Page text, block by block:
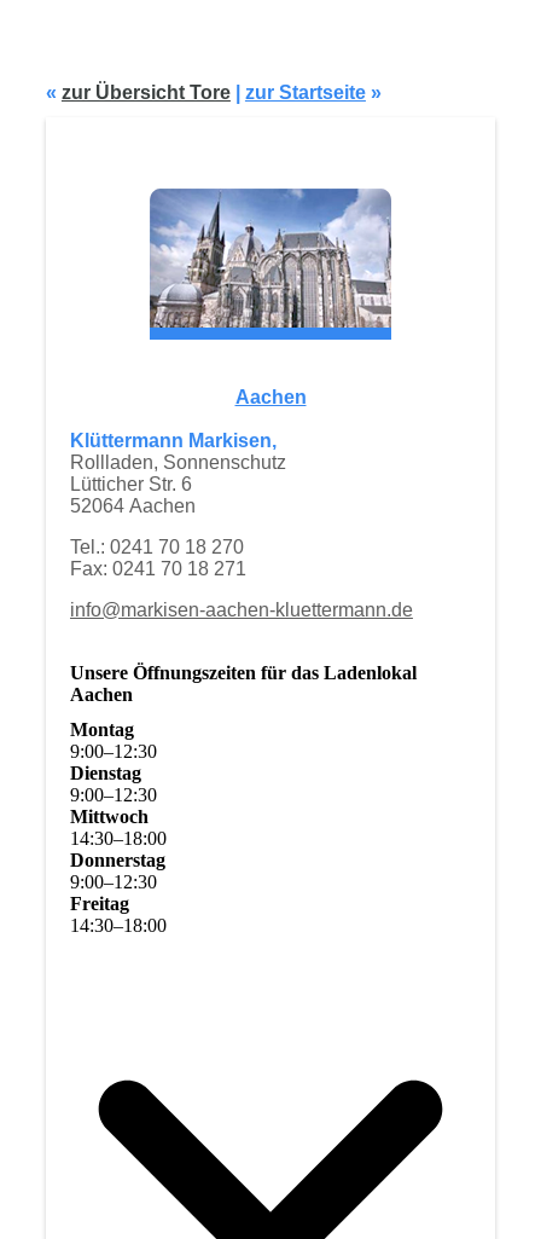
« zur Übersicht Tore| zur Startseite»
Aachen
Klüttermann Markisen,
Rollladen, Sonnenschutz
Lütticher Str. 6
52064 Aachen
Tel.: 0241 70 18 270
Fax: 0241 70 18 271
info@markisen-aachen-kluettermann.de
Unsere Öffnungszeiten für das Ladenlokal
Aachen
Montag
9:00–12:30
Dienstag
9:00–12:30
Mittwoch
14:30–18:00
Donnerstag
9:00–12:30
Freitag
14:30–18:00